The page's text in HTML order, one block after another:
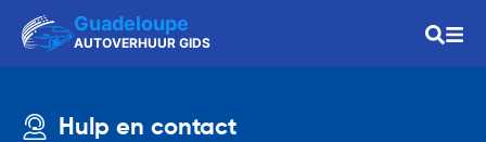
Guadeloupe
AUTOVERHUUR GIDS
Hulp en contact